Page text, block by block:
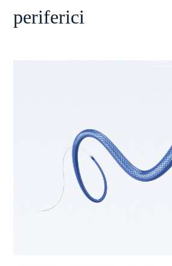
periferici